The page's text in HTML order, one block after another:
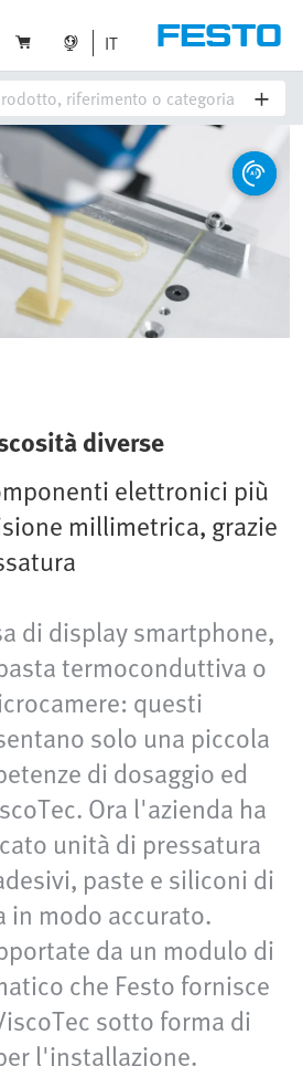
IT
diverse
elettronici più
millimetrica, grazie
di display smartphone,
termoconduttiva o
questi
solo una piccola
di dosaggio ed
Ora l'azienda ha
unità di pressatura
paste e siliconi di
in modo accurato.
da un modulo di
che Festo fornisce
sotto forma di
l'installazione.